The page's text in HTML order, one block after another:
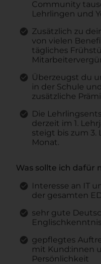
Community
Lehrlingen und
Zusätzlich zu
von vielen
tägliches
Überzeugst du
in der Schule
zusätzliche
Die
derzeit im 1.
steigt bis zum 3.
Monat.
Was sollte ich dafür
Interesse an IT
der gesamten
sehr gute
gepflegtes
mit Kund:innen
Persönlichkeit